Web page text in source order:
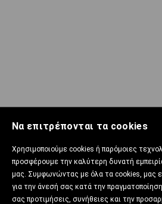
Να επιτρέπονται τα cookies
Χρησιμοποιούμε cookies ή παρόμοιες
προσφέρουμε την καλύτερη δυνατή
μας. Συμφωνώντας με όλα τα cookies, μας
για την άνεσή σας κατά την
σας προτιμήσεις, συνήθειες και την